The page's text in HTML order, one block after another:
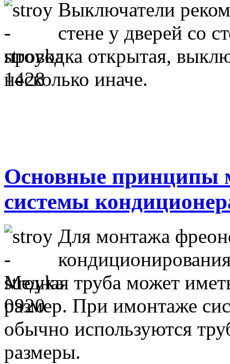
Выключатели
стене у дверей со
проводка открытая,
несколько иначе.
Основные принципы
системы
Для монтажа
Медная труба может
размер. При имонтаже
обычно используются
размеры.